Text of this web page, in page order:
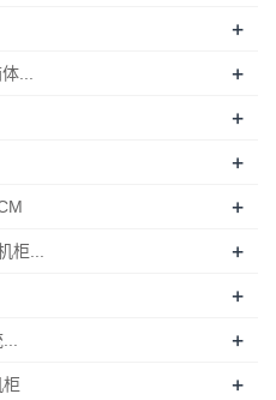
+
... +
+
+
+
柜... +
+
+
+